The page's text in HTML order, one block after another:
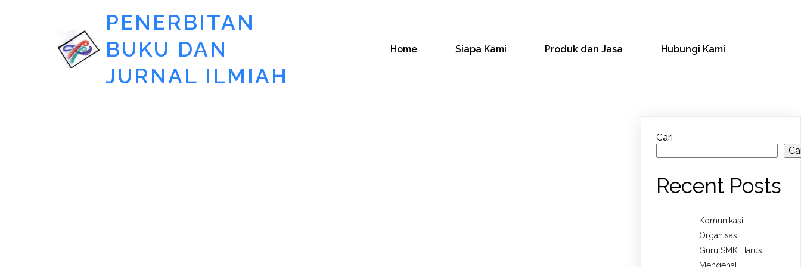
PENERBITAN
BUKU DAN
JURNAL ILMIAH
Home Siapa Kami Produk dan Jasa Hubungi Kami
Cari
Recent Posts
Komunikasi
Organisasi
Guru SMK Harus